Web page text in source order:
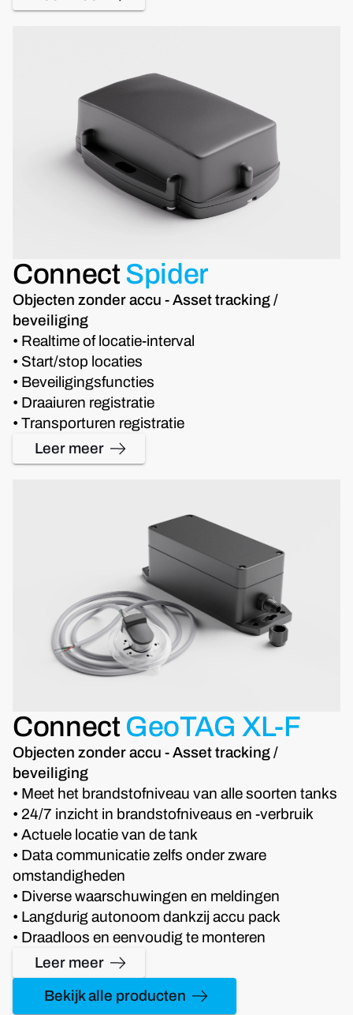
Connect Spider
Objecten zonder accu - Asset tracking /
beveiliging
• Realtime of locatie-interval
• Start/stop locaties
• Beveiligingsfuncties
• Draaiuren registratie
• Transporturen registratie
Leer meer
Connect GeoTAG XL-F
Objecten zonder accu - Asset tracking /
beveiliging
• Meet het brandstofniveau van alle soorten tanks
• 24/7 inzicht in brandstofniveaus en -verbruik
• Actuele locatie van de tank
• Data communicatie zelfs onder zware
omstandigheden
• Diverse waarschuwingen en meldingen
• Langdurig autonoom dankzij accu pack
• Draadloos en eenvoudig te monteren
Leer meer
Bekijk alle producten